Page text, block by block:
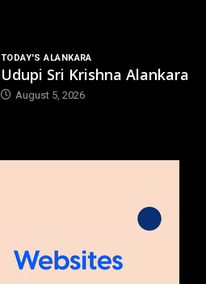
TODAY'S ALANKARA
Udupi Sri Krishna Alankara
August 5, 2026